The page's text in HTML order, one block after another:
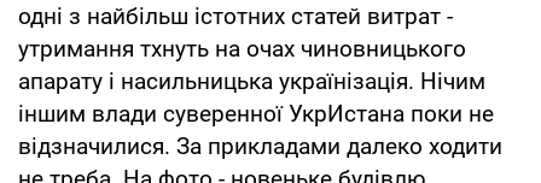
одні з найбільш істотних статей витрат -
утримання тхнуть на очах чиновницького
апарату і насильницька українізація. Нічим
іншим влади суверенної УкрИстана поки не
відзначилися. За прикладами далеко ходити